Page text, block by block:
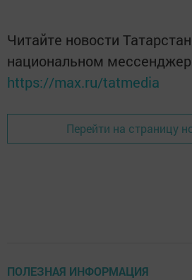
Читайте новости
национальном
https://max.ru/tatmedia
Перейти на страницу
ПОЛЕЗНАЯ ИНФОРМАЦИЯ